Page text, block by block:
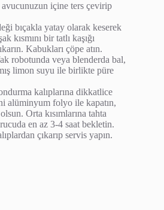
içine ters çevirip
bıçakla yatay olarak keserek
kısmını bir tatlı kaşığı
Kabukları çöpe atın.
robotunda veya blenderda bal,
limon suyu ile birlikte püre
kalıplarına dikkatlice
alüminyum folyo ile kapatın,
Orta kısımlarına tahta
en az 3-4 saat bekletin.
çıkarıp servis yapın.